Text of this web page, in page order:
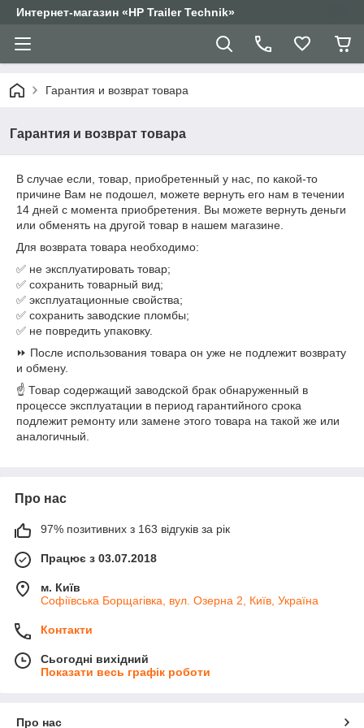
Интернет-магазин «HP Trailer Technik»
Гарантия и возврат товара
Гарантия и возврат товара
В случае если, товар, приобретенный у нас, по какой-то
причине Вам не подошел, можете вернуть его нам в течении
14 дней с момента приобретения. Вы можете вернуть деньги
или обменять на другой товар в нашем магазине.
Для возврата товара необходимо:
✅ не эксплуатировать товар;
✅ сохранить товарный вид;
✅ эксплуатационные свойства;
✅ сохранить заводские пломбы;
✅ не повредить упаковку.
⏩ После использования товара он уже не подлежит возврату
и обмену.
☝ Товар содержащий заводской брак обнаруженный в
процессе эксплуатации в период гарантийного срока
подлежит ремонту или замене этого товара на такой же или
аналогичный.
Про нас
97% позитивних з 163 відгуків за рік
Працює з 03.07.2018
м. Київ
Софіївська Борщагівка, вул. Озерна 2, Київ, Україна
Контакти
Сьогодні вихідний
Показати весь графік роботи
Про нас